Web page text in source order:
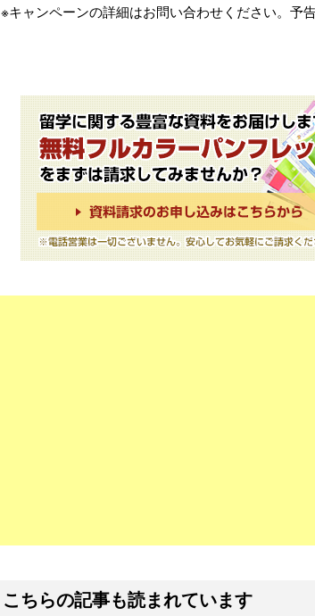
※キャンペーンの詳細はお問い合わせください。予
こちらの記事も読まれています